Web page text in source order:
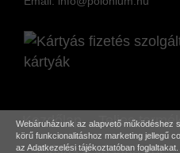
Webáruházunk az alapvető működéshez
körű funkcionalitáshoz marketing jellegű
az Adatkezelési tájékoztatóban
Kezdőlap Teljes